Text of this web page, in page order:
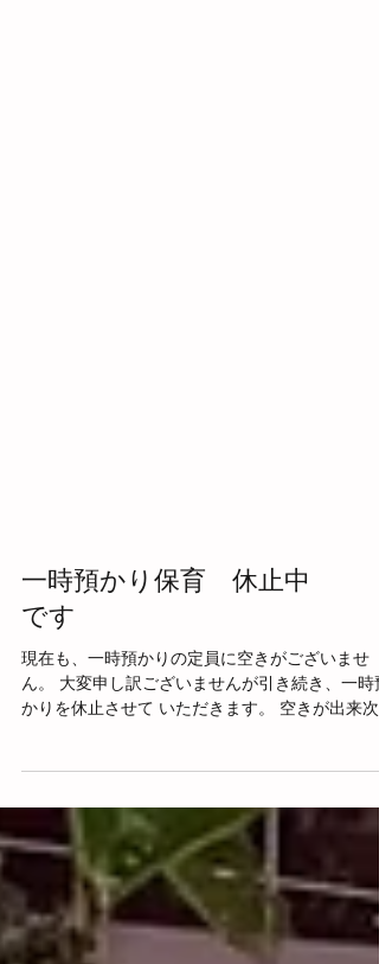
一時預かり保育 休止中
現在も、一時預かりの定員に空きがございませ
かりを休止させて いただきます。 空きが出来次
ホームページよりご案内をさせていただきます。
よろしくお願いいたします。
2024.12